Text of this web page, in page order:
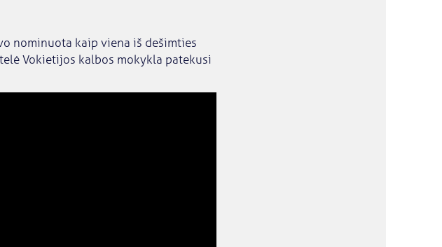
nominuota kaip viena iš dešimties
Vokietijos kalbos mokykla patekusi